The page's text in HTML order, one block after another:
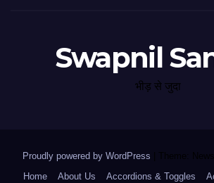
Swapnil
भीड़ से जुदा
Proudly powered by WordPress Theme:
Home
About Us Accordions & Toggles